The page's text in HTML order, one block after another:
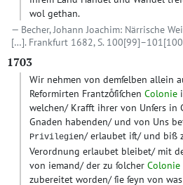
wol gethan.
Becher, Johann Joachim: Närrische
[…]. Frankfurt 1682, S.
1703
Wir nehmen von demſelben allein
Reformirten Frantzoͤſiſchen Colonie
welchen/ Krafft ihrer von Unſers in
Gnaden habenden/ und von Uns
Privilegien/ erlaubet iſt/ und biß
Verordnung erlaubet bleibet/ mit
von iemand/ der zu ſolcher Colonie
zubereitet worden/ ſie ſeyn von